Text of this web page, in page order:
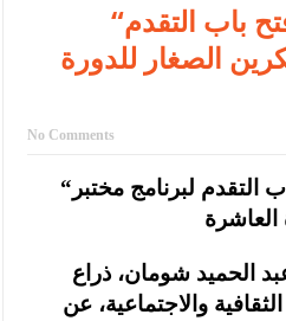
“شومان” تعلن عن فتح باب التقدم
الصغار للدورة
No Comments
“شومان” تعلن عن فتح باب التقدم لبرنامج مختبر
العاشرة
الحميد شومان، ذراع
والاجتماعية، عن